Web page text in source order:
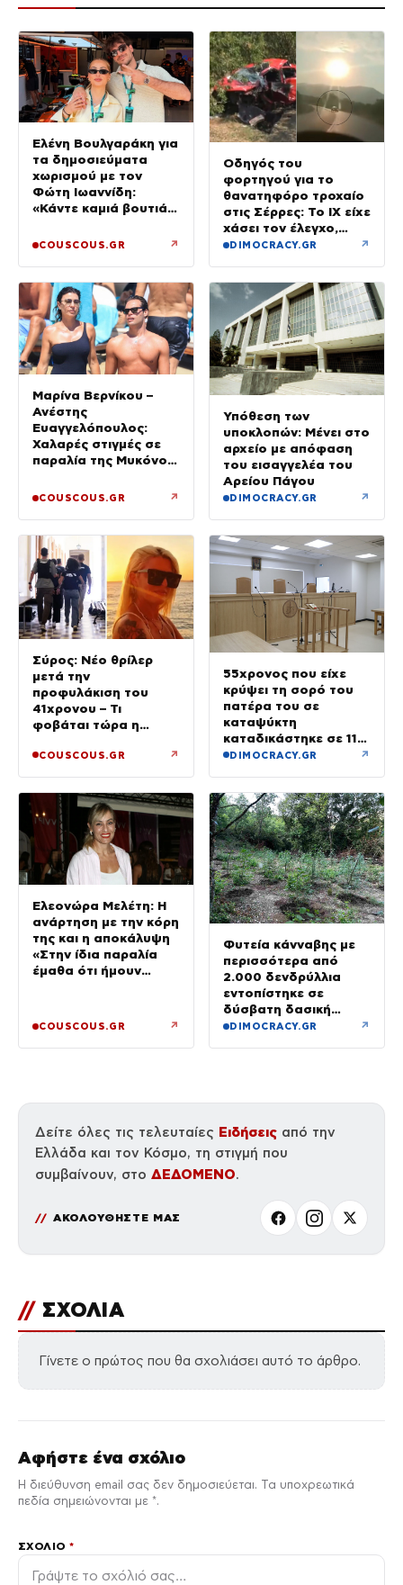
Ελένη Βουλγαράκη για
τα δημοσιεύματα
χωρισμού με τον
Φώτη Ιωαννίδη:
«Κάντε καμιά βουτιά
δροσιστείτε»
COUSCOUS.GR ↗
Οδηγός του
φορτηγού για το
θανατηφόρο τροχαίο
στις Σέρρες: Το ΙΧ είχε
χάσει τον έλεγχο,
έφυγε στο αντίθετο
DIMOCRACY.GR ↗
Μαρίνα Βερνίκου –
Ανέστης
Ευαγγελόπουλος:
Χαλαρές στιγμές σε
παραλία της Μυκόνου
COUSCOUS.GR ↗
Υπόθεση των
υποκλοπών: Μένει στο
αρχείο με απόφαση
του εισαγγελέα του
Αρείου Πάγου
DIMOCRACY.GR ↗
Σύρος: Νέο θρίλερ
μετά την
προφυλάκιση του
41χρονου – Τι
φοβάται τώρα η
COUSCOUS.GR ↗
55χρονος που είχε
κρύψει τη σορό του
πατέρα του σε
καταψύκτη
καταδικάστηκε σε 11
μήνες με αναστολή
DIMOCRACY.GR ↗
Ελεονώρα Μελέτη: Η
ανάρτηση με την κόρη
της και η αποκάλυψη
«Στην ίδια παραλία
έμαθα ότι ήμουν
COUSCOUS.GR ↗
Φυτεία κάνναβης με
περισσότερα από
2.000 δενδρύλλια
εντοπίστηκε σε
δύσβατη δασική
περιοχή στη Φθιώτιδα
DIMOCRACY.GR ↗
Δείτε όλες τις τελευταίες Ειδήσεις από την
Ελλάδα και τον Κόσμο, τη στιγμή που
συμβαίνουν, στο ΔΕΔΟΜΕΝΟ.
ΑΚΟΛΟΥΘΗΣΤΕ ΜΑΣ
// ΣΧΟΛΙΑ
Γίνετε ο πρώτος που θα σχολιάσει αυτό το άρθρο.
Αφήστε ένα σχόλιο
Η διεύθυνση email σας δεν δημοσιεύεται. Τα υποχρεωτικά
πεδία σημειώνονται με *.
ΣΧΌΛΙΟ*